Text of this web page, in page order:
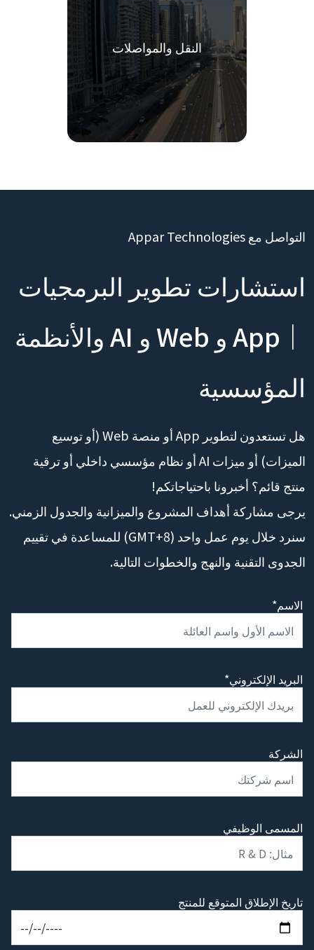
النقل والمواصلات
التواصل مع Appar Technologies
استشارات تطوير البرمجيات
｜App و Web و AI والأنظمة
المؤسسية
هل تستعدون لتطوير App أو منصة Web (أو توسيع
الميزات) أو ميزات AI أو نظام مؤسسي داخلي أو ترقية
منتج قائم؟ أخبرونا باحتياجاتكم!
يرجى مشاركة أهداف المشروع والميزانية والجدول الزمني.
سنرد خلال يوم عمل واحد (GMT+8) للمساعدة في تقييم
الجدوى التقنية والنهج والخطوات التالية.
الاسم*
البريد الإلكتروني*
الشركة
المسمى الوظيفي
تاريخ الإطلاق المتوقع للمنتج